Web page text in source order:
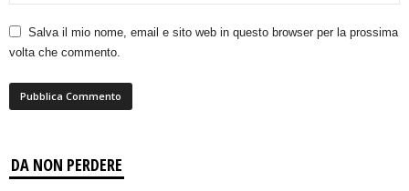
Salva il mio nome, email e sito web in questo browser per la prossima
volta che commento.
DA NON PERDERE